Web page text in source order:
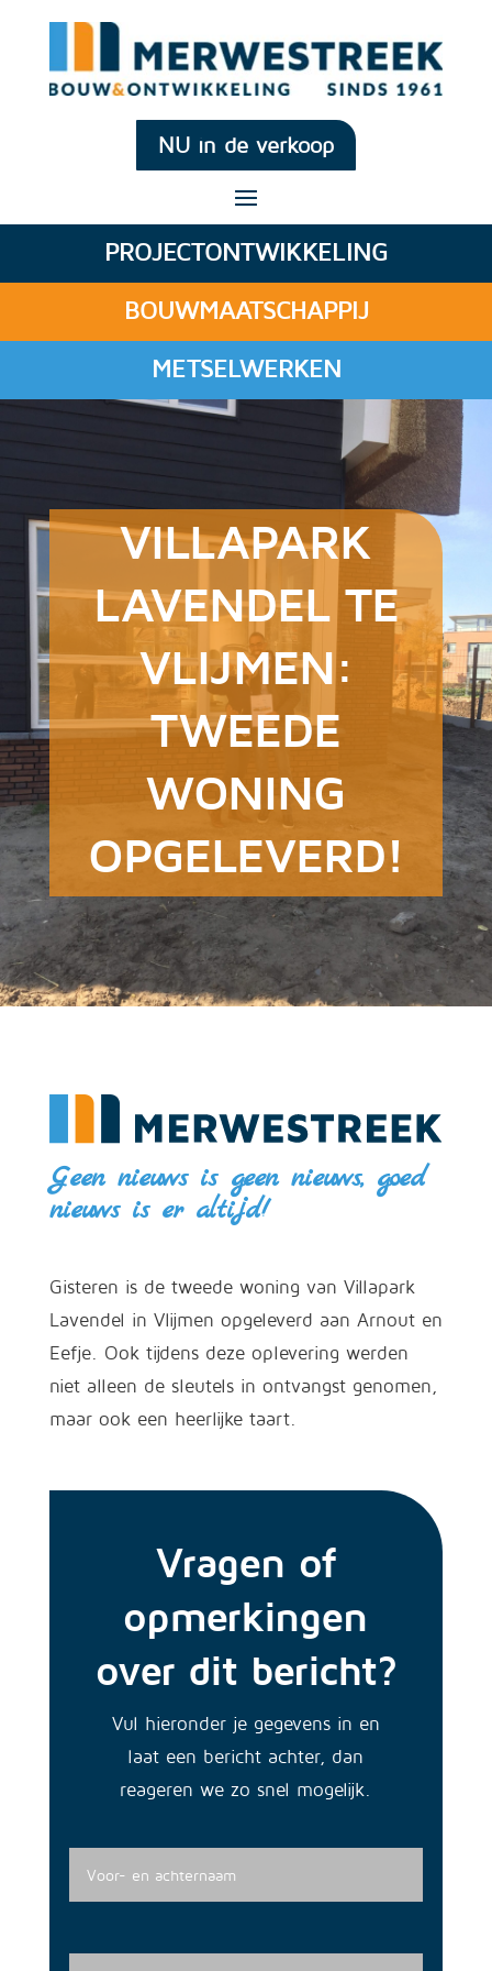
NU in de verkoop
PROJECTONTWIKKELING
BOUWMAATSCHAPPIJ
METSELWERKEN
VILLAPARK
LAVENDEL TE
VLIJMEN:
TWEEDE
WONING
OPGELEVERD!
Geen nieuws is geen nieuws, goed
nieuws is er altijd!
Gisteren is de tweede woning van Villapark
Lavendel in Vlijmen opgeleverd aan Arnout en
Eefje. Ook tijdens deze oplevering werden
niet alleen de sleutels in ontvangst genomen,
maar ook een heerlijke taart.
Vragen of
opmerkingen
over dit bericht?
Vul hieronder je gegevens in en
laat een bericht achter, dan
reageren we zo snel mogelijk.